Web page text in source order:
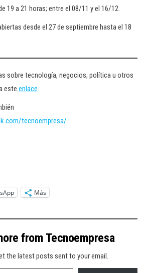
19 a 21 horas; entre el 08/11 y el 16/12.
desde el 27 de septiembre hasta el 18
sobre tecnología, negocios, política u otros
este enlace
tecnoempresa/
Más
from Tecnoempresa
the latest posts sent to your email.